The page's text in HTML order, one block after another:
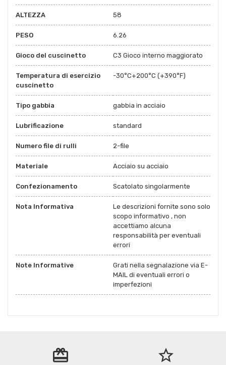
ALTEZZA 58
PESO 6.26
Gioco del cuscinetto C3 Gioco interno maggiorato
Temperatura di esercizio
cuscinetto
-30°C+200°C (+390°F)
Tipo gabbia gabbia in acciaio
Lubrificazione standard
Numero file di rulli 2-file
Materiale Acciaio su acciaio
Confezionamento Scatolato singolarmente
Nota Informativa
Le descrizioni fornite sono solo
scopo informativo , non
accettiamo alcuna
responsabilità per eventuali
errori
Note Informative
Grati nella segnalazione via E-
MAIL di eventuali errori o
imperfezioni
redeem star_border